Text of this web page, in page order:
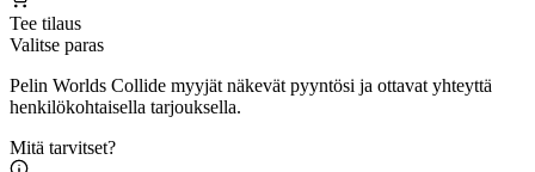
Tee tilaus
Valitse paras
Pelin Worlds Collide myyjät näkevät pyyntösi ja ottavat yhteyttä
henkilökohtaisella tarjouksella.
Mitä tarvitset?